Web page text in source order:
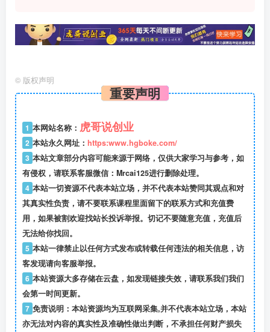
© 版权声明
重要声明
1 本网站名称： 虎哥说创业
2 本站永久网址： https:www.hgboke.com/
3 本站文章部分内容可能来源于网络，仅供大家学习与参考，如
有侵权，请联系客服微信：Mrcai125进行删除处理。
4 本站一切资源不代表本站立场，并不代表本站赞同其观点和对
其真实性负责，请不要联系课程里面留下的联系方式和充值费
用，如果被割欢迎找站长投诉举报。切记不要随意充值，充值后
无法给你找回。
5 本站一律禁止以任何方式发布或转载任何违法的相关信息，访
客发现请向客服举报。
6 本站资源大多存储在云盘，如发现链接失效，请联系我们我们
会第一时间更新。
7 免责说明：本站资源均为互联网采集,并不代表本站立场，本站
亦无法对内容的真实性及准确性做出判断，不承担任何财产损失